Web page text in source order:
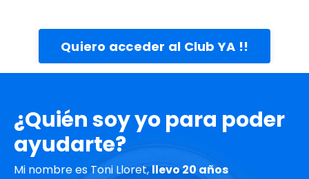
Quiero acceder al Club YA !!
¿Quién soy yo para poder
ayudarte?
Mi nombre es Toni Lloret, llevo 20 años